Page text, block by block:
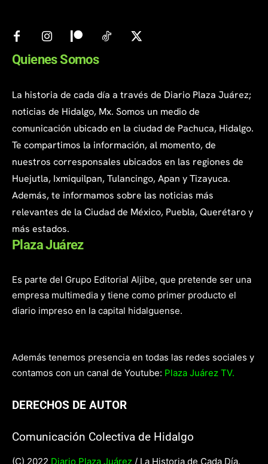
Quienes Somos
La historia de cada día a través de Diario Plaza Juárez;
noticias de Hidalgo, Mx. Somos un medio de
comunicación ubicado en la ciudad de Pachuca, Hidalgo.
Te compartimos la información, al momento, de
nuestros corresponsales ubicados en las regiones de
Huejutla, Ixmiquilpan, Tulancingo, Apan y Tizayuca.
Además, te informamos sobre las noticias más
relevantes de la Ciudad de México, Puebla, Querétaro y
más estados.
Plaza Juárez
Es parte del Grupo Editorial Aljibe, que pretende ser una
empresa multimedia y tiene como primer producto el
diario impreso en la capital hidalguense.
Además tenemos presencia en todas las redes sociales y
contamos con un canal de Youtube: Plaza Juárez TV.
DERECHOS DE AUTOR
Comunicación Colectiva de Hidalgo
(C) 2022 Diario Plaza Juárez / La Historia de Cada Día.